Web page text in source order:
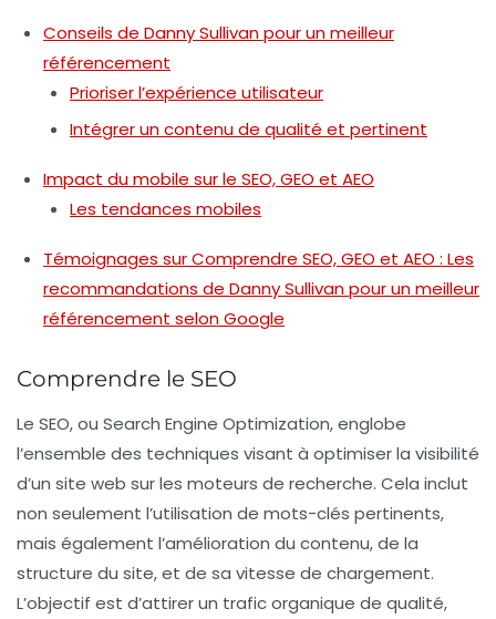
Conseils de Danny Sullivan pour un meilleur
référencement
Prioriser l’expérience utilisateur
Intégrer un contenu de qualité et pertinent
Impact du mobile sur le SEO, GEO et AEO
Les tendances mobiles
Témoignages sur Comprendre SEO, GEO et AEO : Les
recommandations de Danny Sullivan pour un meilleur
référencement selon Google
Comprendre le SEO
Le SEO, ou Search Engine Optimization, englobe
l’ensemble des techniques visant à optimiser la visibilité
d’un site web sur les moteurs de recherche. Cela inclut
non seulement l’utilisation de mots-clés pertinents,
mais également l’amélioration du contenu, de la
structure du site, et de sa vitesse de chargement.
L’objectif est d’attirer un trafic organique de qualité,